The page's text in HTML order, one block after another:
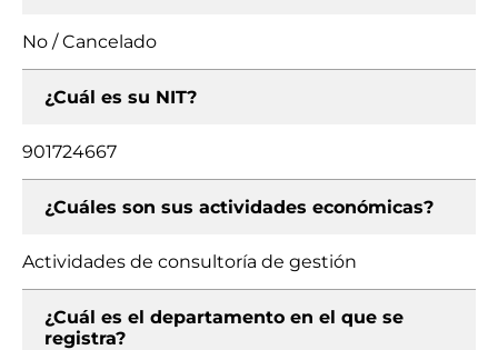
No / Cancelado
¿Cuál es su NIT?
901724667
¿Cuáles son sus actividades económicas?
Actividades de consultoría de gestión
¿Cuál es el departamento en el que se
registra?